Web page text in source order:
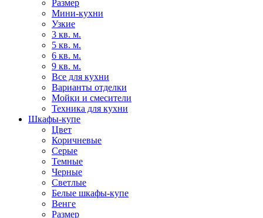
Размер
Мини-кухни
Узкие
3 кв. м.
5 кв. м.
6 кв. м.
9 кв. м.
Все для кухни
Варианты отделки
Мойки и смесители
Техника для кухни
Шкафы-купе
Цвет
Коричневые
Серые
Темные
Черные
Светлые
Белые шкафы-купе
Венге
Размер